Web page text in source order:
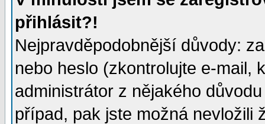
přihlásit?!
Nejpravděpodobnější důvody:
nebo heslo (zkontrolujte e-mail,
administrátor z nějakého
případ, pak jste možná nevložili